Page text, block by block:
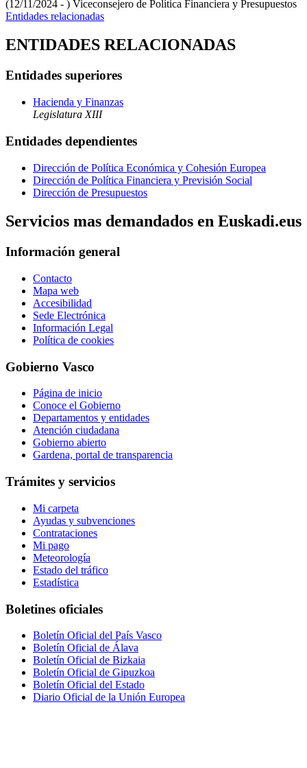
(12/11/2024 - ) Viceconsejero de Política Financiera y Presupuestos
Entidades relacionadas
ENTIDADES RELACIONADAS
Entidades superiores
Hacienda y Finanzas
Legislatura XIII
Entidades dependientes
Dirección de Política Económica y Cohesión Europea
Dirección de Política Financiera y Previsión Social
Dirección de Presupuestos
Servicios mas demandados en Euskadi.eus
Información general
Contacto
Mapa web
Accesibilidad
Sede Electrónica
Información Legal
Política de cookies
Gobierno Vasco
Página de inicio
Conoce el Gobierno
Departamentos y entidades
Atención ciudadana
Gobierno abierto
Gardena, portal de transparencia
Trámites y servicios
Mi carpeta
Ayudas y subvenciones
Contrataciones
Mi pago
Meteorología
Estado del tráfico
Estadística
Boletines oficiales
Boletín Oficial del País Vasco
Boletín Oficial de Álava
Boletín Oficial de Bizkaia
Boletín Oficial de Gipuzkoa
Boletín Oficial del Estado
Diario Oficial de la Unión Europea